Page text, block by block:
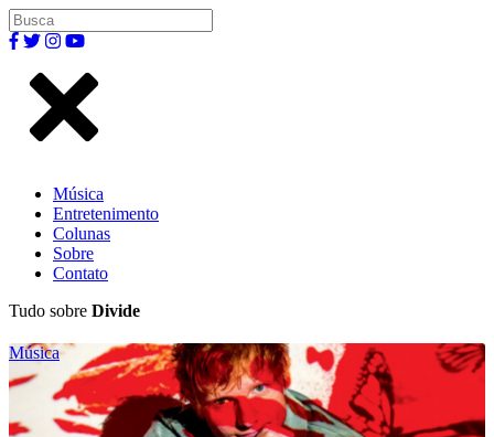
Música
Entretenimento
Colunas
Sobre
Contato
Tudo sobre Divide
Música